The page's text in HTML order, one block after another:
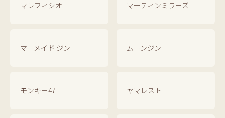
マレフィシオ マーティンミラーズ
マーメイド ジン ムーンジン
モンキー47 ヤマレスト